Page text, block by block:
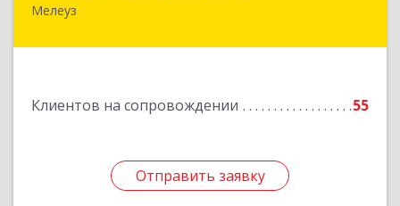
Мелеуз
Клиентов на сопровождении 55
Отправить заявку
Отправить заявку